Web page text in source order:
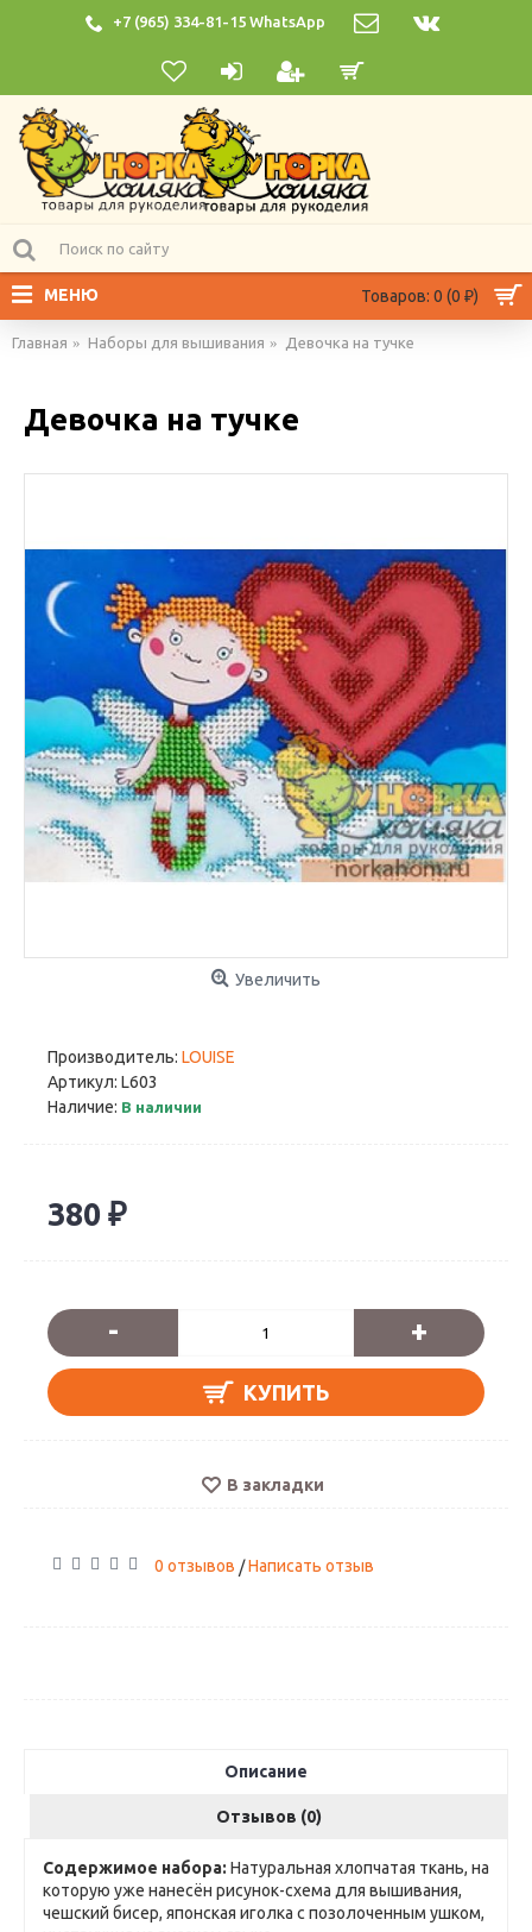
+7 (965) 334-81-15 WhatsApp
Товаров: 0 (0 ₽)
МЕНЮ
Главная Наборы для вышивания Девочка на тучке
Девочка на тучке
Увеличить
Производитель: LOUISE
Артикул: L603
Наличие: В наличии
380 ₽
- +
КУПИТЬ
В закладки
0 отзывов /Написать отзыв
Описание
Отзывов (0)
Содержимое набора: Натуральная хлопчатая ткань, на
которую уже нанесён рисунок-схема для вышивания,
чешский бисер, японская иголка с позолоченным ушком,